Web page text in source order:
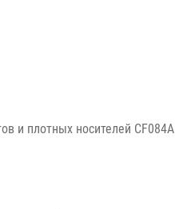
и плотных носителей CF084A